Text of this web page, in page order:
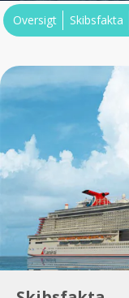
Oversigt Skibsfakta